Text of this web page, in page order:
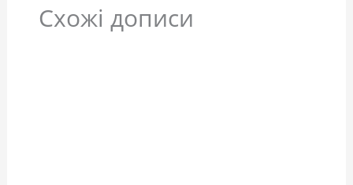
Схожі дописи